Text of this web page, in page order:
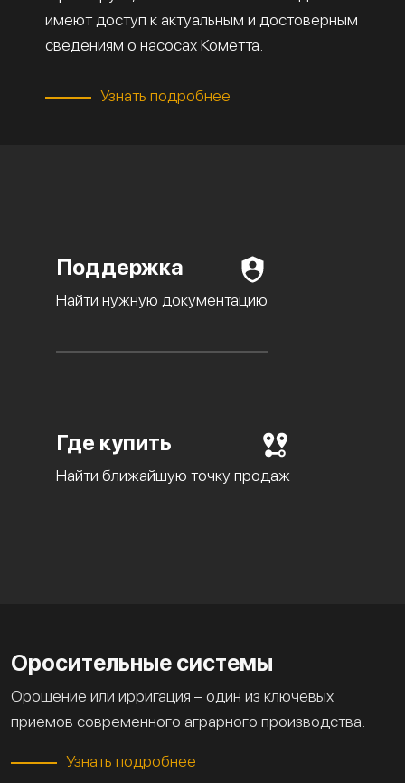
имеют доступ к актуальным и достоверным
сведениям о насосах Кометта.
Узнать подробнее
Поддержка
Найти нужную документацию
Где купить
Найти ближайшую точку продаж
Оросительные системы
Орошение или ирригация – один из ключевых
приемов современного аграрного производства.
Узнать подробнее